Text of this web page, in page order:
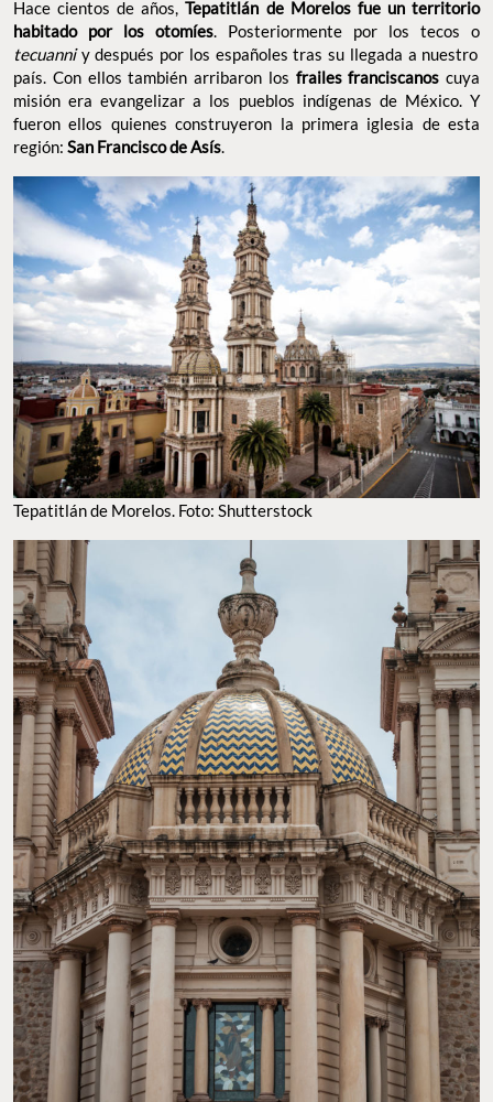
Hace cientos de años,Tepatitlán de Morelos fue un territorio
habitado por los otomíes. Posteriormente por los tecos o
tecuanniy después por los españoles tras su llegada a nuestro
país. Con ellos también arribaron los frailes franciscanos cuya
misión era evangelizar a los pueblos indígenas de México. Y
fueron ellos quienes construyeron la primera iglesia de esta
región: San Francisco de Asís.
Tepatitlán de Morelos. Foto: Shutterstock